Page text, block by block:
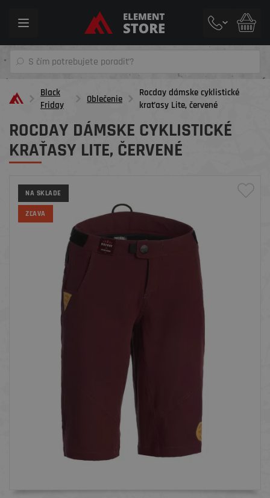
Toggle
Black
Friday
Oblečenie
Rocday dámske cyklistické
kraťasy Lite, červené
ROCDAY DÁMSKE CYKLISTICKÉ
KRAŤASY LITE, ČERVENÉ
NA SKLADE
ZĽAVA